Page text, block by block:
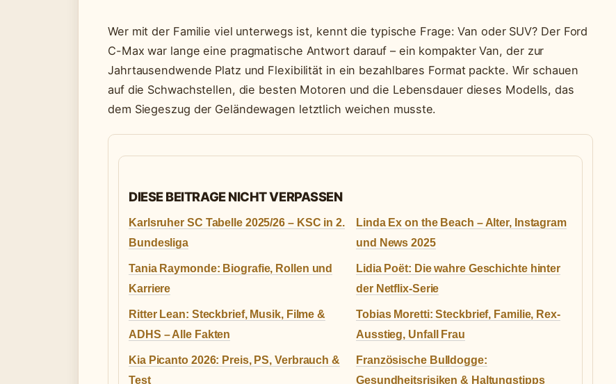
Wer mit der Familie viel unterwegs ist, kennt die typische Frage: Van oder SUV? Der Ford
C-Max war lange eine pragmatische Antwort darauf – ein kompakter Van, der zur
Jahrtausendwende Platz und Flexibilität in ein bezahlbares Format packte. Wir schauen
auf die Schwachstellen, die besten Motoren und die Lebensdauer dieses Modells, das
dem Siegeszug der Geländewagen letztlich weichen musste.
DIESE BEITRAGE NICHT VERPASSEN
Karlsruher SC Tabelle 2025/26 – KSC in 2.
Bundesliga
Linda Ex on the Beach – Alter, Instagram
und News 2025
Tania Raymonde: Biografie, Rollen und
Karriere
Lidia Poët: Die wahre Geschichte hinter
der Netflix-Serie
Ritter Lean: Steckbrief, Musik, Filme &
ADHS – Alle Fakten
Tobias Moretti: Steckbrief, Familie, Rex-
Ausstieg, Unfall Frau
Kia Picanto 2026: Preis, PS, Verbrauch &
Test
Französische Bulldogge:
Gesundheitsrisiken & Haltungstipps